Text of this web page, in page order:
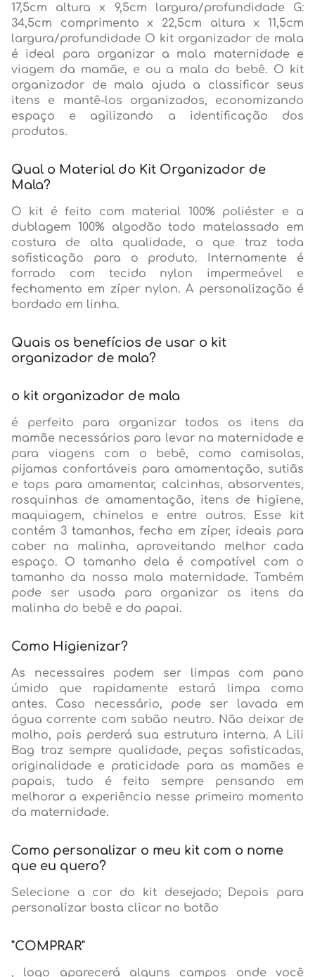
17,5cm altura x 9,5cm largura/profundidade G:
34,5cm comprimento x 22,5cm altura x 11,5cm
largura/profundidade O kit organizador de mala
é ideal para organizar a mala maternidade e
viagem da mamãe, e ou a mala do bebê. O kit
organizador de mala ajuda a classificar seus
itens e mantê-los organizados, economizando
espaço e agilizando a identificação dos
produtos.
Qual o Material do Kit Organizador de
Mala?
O kit é feito com material 100% poliéster e a
dublagem 100% algodão todo matelassado em
costura de alta qualidade, o que traz toda
sofisticação para o produto. Internamente é
forrado com tecido nylon impermeável e
fechamento em zíper nylon. A personalização é
bordado em linha.
Quais os benefícios de usar o kit
organizador de mala?
o kit organizador de mala
é perfeito para organizar todos os itens da
mamãe necessários para levar na maternidade e
para viagens com o bebê, como camisolas,
pijamas confortáveis para amamentação, sutiãs
e tops para amamentar, calcinhas, absorventes,
rosquinhas de amamentação, itens de higiene,
maquiagem, chinelos e entre outros. Esse kit
contém 3 tamanhos, fecho em zíper, ideais para
caber na malinha, aproveitando melhor cada
espaço. O tamanho dela é compatível com o
tamanho da nossa mala maternidade. Também
pode ser usada para organizar os itens da
malinha do bebê e do papai.
Como Higienizar?
As necessaires podem ser limpas com pano
úmido que rapidamente estará limpa como
antes. Caso necessário, pode ser lavada em
água corrente com sabão neutro. Não deixar de
molho, pois perderá sua estrutura interna. A Lili
Bag traz sempre qualidade, peças sofisticadas,
originalidade e praticidade para as mamães e
papais, tudo é feito sempre pensando em
melhorar a experiência nesse primeiro momento
da maternidade.
Como personalizar o meu kit com o nome
que eu quero?
Selecione a cor do kit desejado; Depois para
personalizar basta clicar no botão
"COMPRAR"
, logo aparecerá alguns campos onde você